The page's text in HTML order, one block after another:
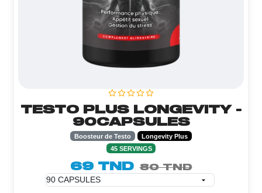
TESTO PLUS LONGEVITY -
90CAPSULES
Boosteur de Testo
Longevity Plus
45 SERVINGS
69 TND 80 TND